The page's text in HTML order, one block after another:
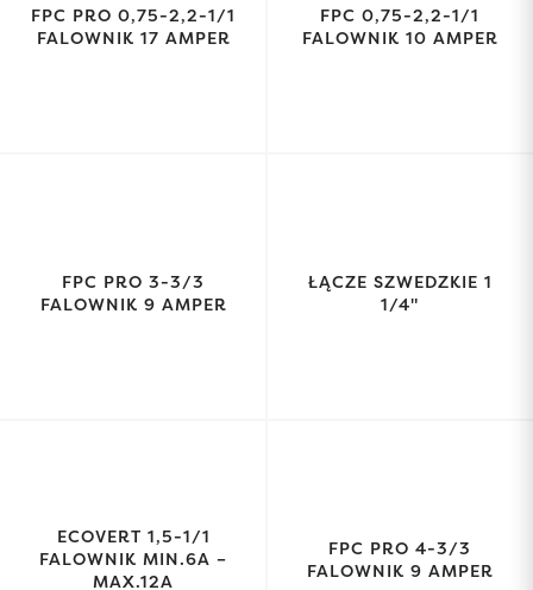
FPC PRO 0,75-2,2-1/1
FALOWNIK 17 AMPER
FPC 0,75-2,2-1/1
FALOWNIK 10 AMPER
FPC PRO 3-3/3
FALOWNIK 9 AMPER
ŁĄCZE SZWEDZKIE 1
1/4"
ECOVERT 1,5-1/1
FALOWNIK MIN.6A –
MAX.12A
FPC PRO 4-3/3
FALOWNIK 9 AMPER